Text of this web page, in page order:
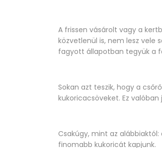
A frissen vásárolt vagy a
közvetlenül is, nem lesz vele
fagyott állapotban tegyük a
Sokan azt teszik, hogy a
kukoricacsöveket. Ez
Csakúgy, mint az
finomabb kukoricát kapjunk.